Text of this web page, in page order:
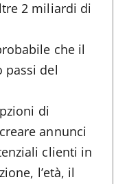
2 miliardi di
che il
del
di
annunci
clienti in
l’età, il